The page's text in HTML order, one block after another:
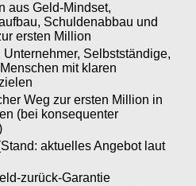
aus Geld-Mindset,
Schuldenabbau und
ersten Million
Selbstständige,
mit klaren
Weg zur ersten Million in
(bei konsequenter
aktuelles Angebot laut
zurück-Garantie